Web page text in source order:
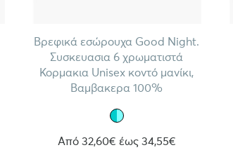
Βρεφικά εσώρουχα Good Night.
Συσκευασια 6 χρωματιστά
Κορμακια Unisex κοντό μανίκι,
Βαμβακερα 100%
Από 32,60€ έως 34,55€